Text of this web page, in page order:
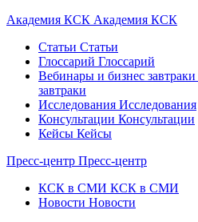
Академия КСК Академия КСК
Статьи Статьи
Глоссарий Глоссарий
Вебинары и бизнес завтраки
завтраки
Исследования Исследования
Консультации Консультации
Кейсы Кейсы
Пресс-центр Пресс-центр
КСК в СМИ КСК в СМИ
Новости Новости